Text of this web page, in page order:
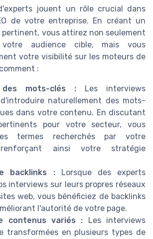
jouent un rôle crucial dans
de votre entreprise. En créant un
vous attirez non seulement
audience cible, mais vous
votre visibilité sur les moteurs de
:
des mots-clés : Les interviews
naturellement des mots-
dans votre contenu. En discutant
pour votre secteur, vous
termes recherchés par votre
renforçant ainsi votre stratégie
backlinks :Lorsque des experts
interviews sur leurs propres réseaux
web, vous bénéficiez de backlinks
l'autorité de votre page.
contenus variés : Les interviews
transformées en plusieurs types de